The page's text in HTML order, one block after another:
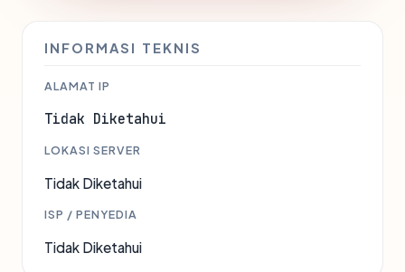
INFORMASI TEKNIS
ALAMAT IP
Tidak Diketahui
LOKASI SERVER
Tidak Diketahui
ISP / PENYEDIA
Tidak Diketahui